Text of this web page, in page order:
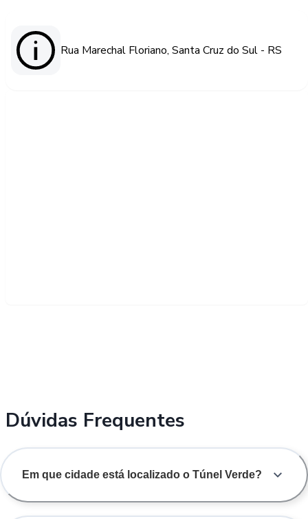
Rua Marechal Floriano, Santa Cruz do Sul - RS
Dúvidas Frequentes
Em que cidade está localizado o Túnel Verde?